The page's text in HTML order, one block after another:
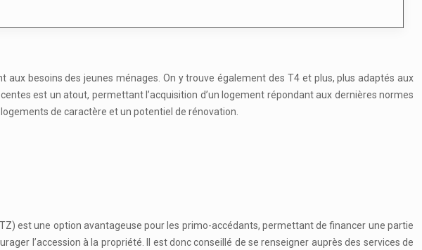
besoins des jeunes ménages. On y trouve également des T4 et plus, plus adaptés aux
est un atout, permettant l’acquisition d’un logement répondant aux dernières normes
de caractère et un potentiel de rénovation.
est une option avantageuse pour les primo-accédants, permettant de financer une partie
l’accession à la propriété. Il est donc conseillé de se renseigner auprès des services de